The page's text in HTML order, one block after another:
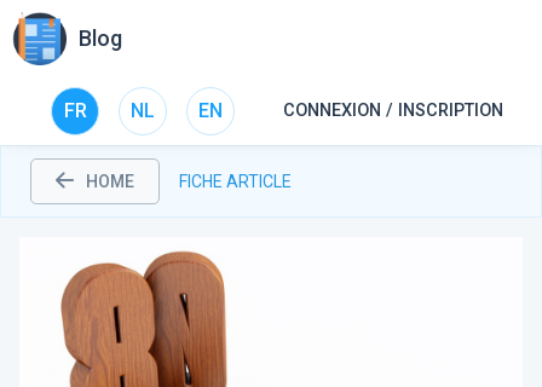
Blog
FR NL EN CONNEXION / INSCRIPTION
HOME FICHE ARTICLE